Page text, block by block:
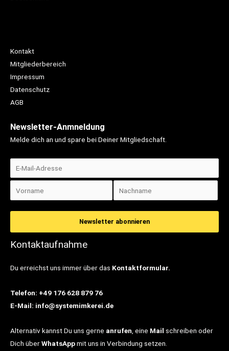
Kontakt
Mitgliederbereich
Impressum
Datenschutz
AGB
Newsletter-Anmneldung
Melde dich an und spare bei Deiner Mitgliedschaft.
Kontaktaufnahme
Du erreichst uns immer über das Kontaktformular.
Telefon: +49 176 628 879 76
E-Mail: info@systemimkerei.de
Alternativ kannst Du uns gerne anrufen , eine Mail schreiben oder
Dich überWhatsAppmit uns in Verbindung setzen.